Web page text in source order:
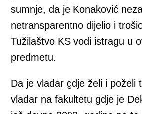
sumnje, da je Konaković
netransparentno dijelio i
Tužilaštvo KS vodi istragu u
predmetu.
Da je vladar gdje želi i poželi
vladar na fakultetu gdje je